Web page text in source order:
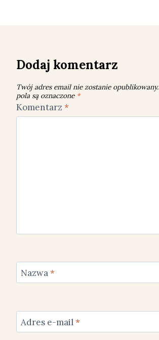
Dodaj komentarz
Twój adres email nie zostanie opublikowany.
pola są oznaczone *
Komentarz *
Nazwa*
Adres e-mail*